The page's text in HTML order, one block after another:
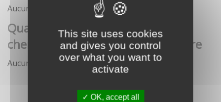
This site uses cookies
and gives you control
over what you want to
activate
OK, accept all
Aucune démarche pour le moment
Qualification des enseignants-
chercheurs en écoles d'architecture
Aucune démarche pour le moment